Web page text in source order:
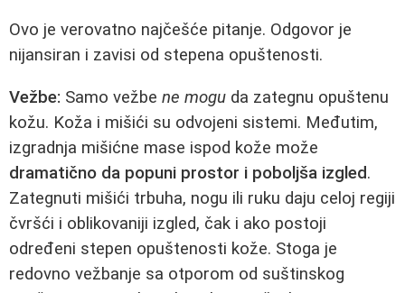
Ovo je verovatno najčešće pitanje. Odgovor je
nijansiran i zavisi od stepena opuštenosti.
Vežbe: Samo vežbe ne mogu da zategnu opuštenu
kožu. Koža i mišići su odvojeni sistemi. Međutim,
izgradnja mišićne mase ispod kože može
dramatično da popuni prostor i poboljša izgled.
Zategnuti mišići trbuha, nogu ili ruku daju celoj regiji
čvršći i oblikovaniji izgled, čak i ako postoji
određeni stepen opuštenosti kože. Stoga je
redovno vežbanje sa otporom od suštinskog